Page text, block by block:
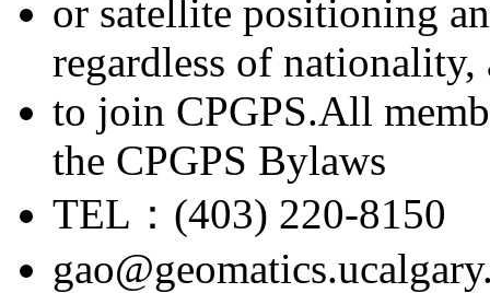
or satellite positioning
regardless of nationality,
to join CPGPS.All
the CPGPS Bylaws
TEL：(403) 220-8150